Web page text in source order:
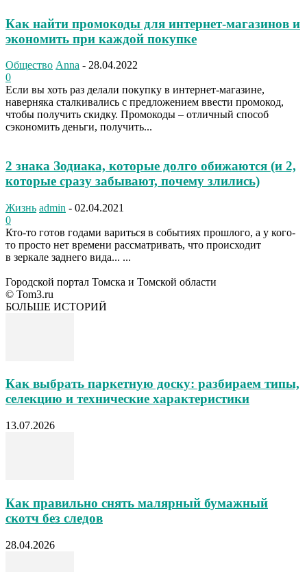
Как найти промокоды для интернет-магазинов и
экономить при каждой покупке
Общество Anna - 28.04.2022
0
Если вы хоть раз делали покупку в интернет-магазине,
наверняка сталкивались с предложением ввести промокод,
чтобы получить скидку. Промокоды – отличный способ
сэкономить деньги, получить...
2 знака Зодиака, которые долго обижаются (и 2,
которые сразу забывают, почему злились)
Жизнь admin - 02.04.2021
0
Кто-то готов годами вариться в событиях прошлого, а у кого-
то просто нет времени рассматривать, что происходит
в зеркале заднего вида... ...
Городской портал Томска и Томской области
© Tom3.ru
БОЛЬШЕ ИСТОРИЙ
Как выбрать паркетную доску: разбираем типы,
селекцию и технические характеристики
13.07.2026
Как правильно снять малярный бумажный
скотч без следов
28.04.2026